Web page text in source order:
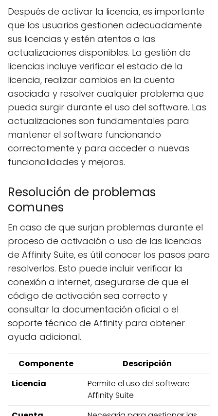
Después de activar la licencia, es importante
que los usuarios gestionen adecuadamente
sus licencias y estén atentos a las
actualizaciones disponibles. La gestión de
licencias incluye verificar el estado de la
licencia, realizar cambios en la cuenta
asociada y resolver cualquier problema que
pueda surgir durante el uso del software. Las
actualizaciones son fundamentales para
mantener el software funcionando
correctamente y para acceder a nuevas
funcionalidades y mejoras.
Resolución de problemas
comunes
En caso de que surjan problemas durante el
proceso de activación o uso de las licencias
de Affinity Suite, es útil conocer los pasos para
resolverlos. Esto puede incluir verificar la
conexión a internet, asegurarse de que el
código de activación sea correcto y
consultar la documentación oficial o el
soporte técnico de Affinity para obtener
ayuda adicional.
Componente
Descripción
Licencia
Permite el uso del software
Affinity Suite